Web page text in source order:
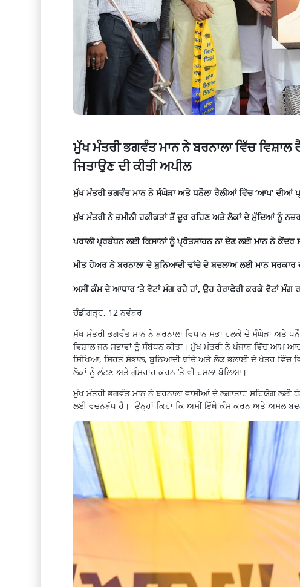
ਮੁੱਖ ਮੰਤਰੀ ਭਗਵੰਤ ਮਾਨ ਨੇ ਬਰਨਾਲਾ ਵਿੱਚ
ਜਿਤਾਉਣ ਦੀ ਕੀਤੀ ਅਪੀਲ
ਮੁੱਖ ਮੰਤਰੀ ਭਗਵੰਤ ਮਾਨ ਨੇ ਸੰਘੇੜਾ ਅਤੇ ਧਨੌਲਾ ਰੈਲੀਆਂ ਵਿੱਚ ‘ਆਪ’ ਦੀਆਂ
ਮੁੱਖ ਮੰਤਰੀ ਨੇ ਜ਼ਮੀਨੀ ਹਕੀਕਤਾਂ ਤੋਂ ਦੂਰ ਰਹਿਣ ਅਤੇ ਲੋਕਾਂ ਦੇ ਮੁੱਦਿਆਂ ਨੂੰ
ਪਰਾਲੀ ਪ੍ਰਬੰਧਨ ਲਈ ਕਿਸਾਨਾਂ ਨੂੰ ਪ੍ਰੋਤਸਾਹਨ ਨਾ ਦੇਣ ਲਈ ਮਾਨ ਨੇ ਕੇਂਦਰ
ਮੀਤ ਹੇਅਰ ਨੇ ਬਰਨਾਲਾ ਦੇ ਬੁਨਿਆਦੀ ਢਾਂਚੇ ਦੇ ਬਦਲਾਅ ਲਈ ਮਾਨ ਸਰਕਾਰ
ਅਸੀਂ ਕੰਮ ਦੇ ਆਧਾਰ ‘ਤੇ ਵੋਟਾਂ ਮੰਗ ਰਹੇ ਹਾਂ, ਉਹ ਹੇਰਾਫੇਰੀ ਕਰਕੇ ਵੋਟਾਂ ਮੰਗ
ਚੰਡੀਗੜ੍ਹ, 12 ਨਵੰਬਰ
ਮੁੱਖ ਮੰਤਰੀ ਭਗਵੰਤ ਮਾਨ ਨੇ ਬਰਨਾਲਾ ਵਿਧਾਨ ਸਭਾ ਹਲਕੇ ਦੇ ਸੰਘੇੜਾ ਅਤੇ
ਵਿਸ਼ਾਲ ਜਨ ਸਭਾਵਾਂ ਨੂੰ ਸੰਬੋਧਨ ਕੀਤਾ। ਮੁੱਖ ਮੰਤਰੀ ਨੇ ਪੰਜਾਬ ਵਿੱਚ ਆਮ
ਸਿੱਖਿਆ, ਸਿਹਤ ਸੰਭਾਲ, ਬੁਨਿਆਦੀ ਢਾਂਚੇ ਅਤੇ ਲੋਕ ਭਲਾਈ ਦੇ ਖੇਤਰ ਵਿੱਚ
ਲੋਕਾਂ ਨੂੰ ਲੁੱਟਣ ਅਤੇ ਗੁੰਮਰਾਹ ਕਰਨ ‘ਤੇ ਵੀ ਹਮਲਾ ਬੋਲਿਆ।
ਮੁੱਖ ਮੰਤਰੀ ਭਗਵੰਤ ਮਾਨ ਨੇ ਬਰਨਾਲਾ ਵਾਸੀਆਂ ਦੇ ਲਗਾਤਾਰ ਸਹਿਯੋਗ ਲਈ
ਲਈ ਵਚਨਬੱਧ ਹੈ। ਉਨ੍ਹਾਂ ਕਿਹਾ ਕਿ ਅਸੀਂ ਇੱਥੇ ਕੰਮ ਕਰਨ ਅਤੇ ਅਸਲ